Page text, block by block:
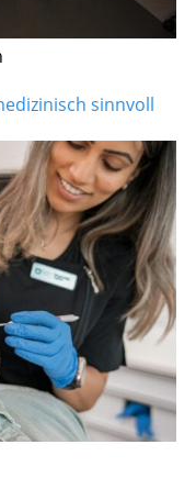
sinnvoll